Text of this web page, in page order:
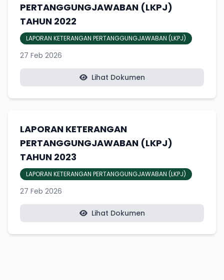
PERTANGGUNGJAWABAN (LKPJ)
TAHUN 2022
LAPORAN KETERANGAN PERTANGGUNGJAWABAN (LKPJ)
27 Feb 2026
Lihat Dokumen
LAPORAN KETERANGAN
PERTANGGUNGJAWABAN (LKPJ)
TAHUN 2023
LAPORAN KETERANGAN PERTANGGUNGJAWABAN (LKPJ)
27 Feb 2026
Lihat Dokumen